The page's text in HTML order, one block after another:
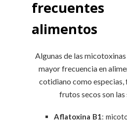
alimentos
Algunas de las
mayor frecuencia en
cotidiano como especias,
frutos secos son las
Aflatoxina B1: